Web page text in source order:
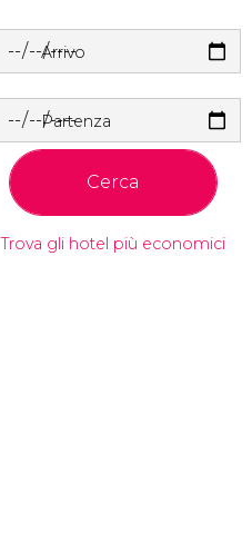
Arrivo
Partenza
Cerca
Trova gli hotel più economici